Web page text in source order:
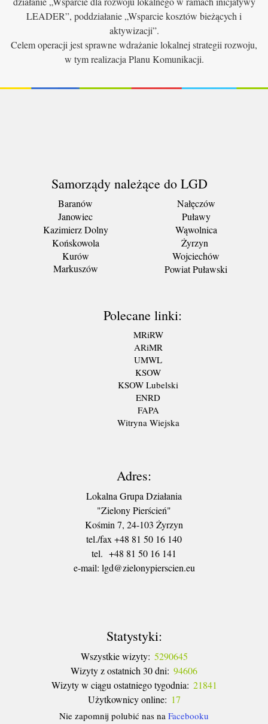
LEADER”, poddziałanie „Wsparcie kosztów bieżących i
aktywizacji”.
Celem operacji jest sprawne wdrażanie lokalnej strategii rozwoju,
w tym realizacja Planu Komunikacji.
Samorządy należące do LGD
Baranów
Janowiec
Kazimierz Dolny
Końskowola
Kurów
Markuszów
Nałęczów
Puławy
Wąwolnica
Żyrzyn
Wojciechów
Powiat Puławski
Polecane linki:
MRiRW
ARiMR
UMWL
KSOW
KSOW Lubelski
ENRD
FAPA
Witryna Wiejska
Adres:
Lokalna Grupa Działania
"Zielony Pierścień"
Kośmin 7, 24-103 Żyrzyn
tel./fax +48 81 50 16 140
tel. +48 81 50 16 141
​e-mail: lgd@zielonypierscien.eu
Statystyki:
Wszystkie wizyty: 5290645
Wizyty z ostatnich 30 dni: 94606
Wizyty w ciągu ostatniego tygodnia: 21841
Użytkownicy online: 17
Nie zapomnij polubić nas na Facebooku